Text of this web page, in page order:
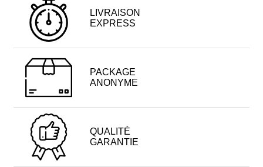
LIVRAISON
EXPRESS
PACKAGE
ANONYME
QUALITÉ
GARANTIE